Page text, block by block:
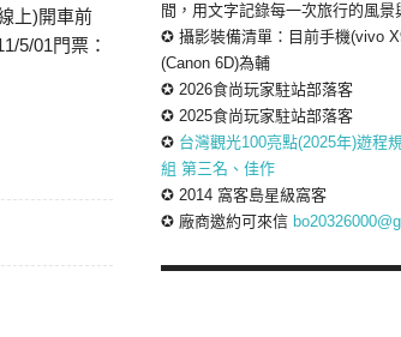
上)開車前
5/01門票：
間，用文字記錄每一次旅行的風景
✪ 攝影裝備清單：目前手機(vivo
(Canon 6D)為輔
✪ 2026食尚玩家駐站部落客
✪ 2025食尚玩家駐站部落客
✪ 台灣觀光100亮點(2025年)遊程
組 第三名、佳作
✪ 2014 窩客島星級窩客
✪ 廠商邀約可來信